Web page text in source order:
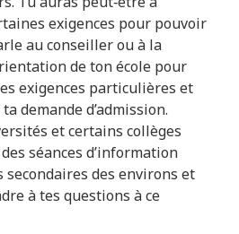
exigences pour pouvoir
au conseiller ou à la
de ton école pour
exigences particulières et
demande d’admission.
et certains collèges
séances d’information
secondaires des environs et
à tes questions à ce